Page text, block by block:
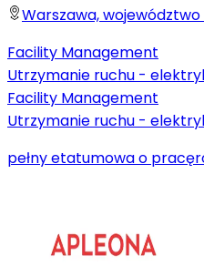
Warszawa,
Facility Management
Utrzymanie ruchu -
Facility Management
Utrzymanie ruchu -
pełny etatumowa o pracę